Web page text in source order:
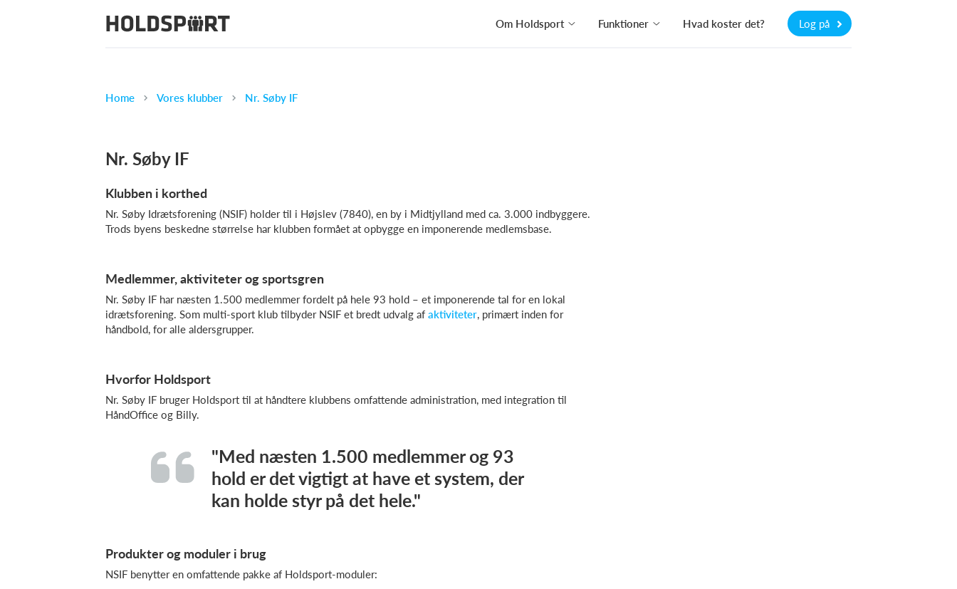
Om Holdsport Funktioner Hvad koster det? Log på
Home Vores klubber Nr. Søby IF
Nr. Søby IF
Klubben i korthed
Nr. Søby Idrætsforening (NSIF) holder til i Højslev (7840), en by i Midtjylland med ca. 3.000 indbyggere.
Trods byens beskedne størrelse har klubben formået at opbygge en imponerende medlemsbase.
Medlemmer, aktiviteter og sportsgren
Nr. Søby IF har næsten 1.500 medlemmer fordelt på hele 93 hold – et imponerende tal for en lokal
idrætsforening. Som multi-sport klub tilbyder NSIF et bredt udvalg af aktiviteter, primært inden for
håndbold, for alle aldersgrupper.
Hvorfor Holdsport
Nr. Søby IF bruger Holdsport til at håndtere klubbens omfattende administration, med integration til
HåndOffice og Billy.
"Med næsten 1.500 medlemmer og 93
hold er det vigtigt at have et system, der
kan holde styr på det hele."
Produkter og moduler i brug
NSIF benytter en omfattende pakke af Holdsport-moduler: